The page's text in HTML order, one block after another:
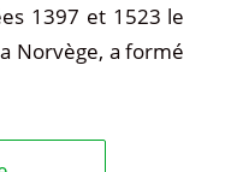
1397 et 1523 le
Norvège, a formé